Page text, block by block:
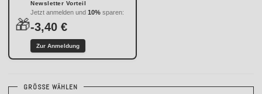
🎁
Newsletter Vorteil
Jetzt anmelden und 10% sparen:
-3,40 €
Zur Anmeldung
GRÖSSE WÄHLEN